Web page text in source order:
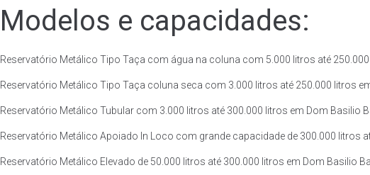
Modelos e capacidades:
Reservatório Metálico Tipo Taça com água na coluna com 5.000 litros até
Reservatório Metálico Tipo Taça coluna seca com 3.000 litros até 250.000 litros
Reservatório Metálico Tubular com 3.000 litros até 300.000 litros em Dom Basilio
Reservatório Metálico Apoiado In Loco com grande capacidade de 300.000 litros
Reservatório Metálico Elevado de 50.000 litros até 300.000 litros em Dom Basilio